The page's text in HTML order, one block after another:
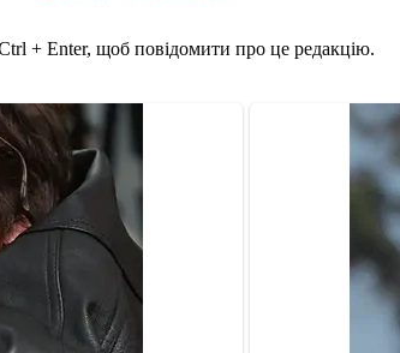
+ Enter, щоб повідомити про це редакцію.